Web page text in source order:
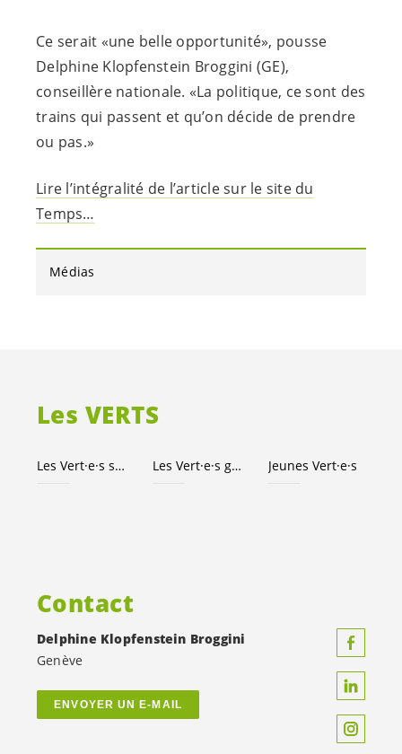
Ce serait «une belle opportunité», pousse
Delphine Klopfenstein Broggini (GE),
conseillère nationale. «La politique, ce sont des
trains qui passent et qu’on décide de prendre
ou pas.»
Lire l’intégralité de l’article sur le site du
Temps…
Médias
Les VERTS
Les Vert·e·s suisses Les Vert·e·s genevois·es Jeunes Vert·e·s
Contact
Delphine Klopfenstein Broggini
Genève
ENVOYER UN E-MAIL